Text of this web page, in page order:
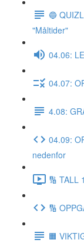
🔵
"Måltider"
04.06:
04.07:
4.08:
04.09:
nedenfor
🔢 TALL
🔢
🟧